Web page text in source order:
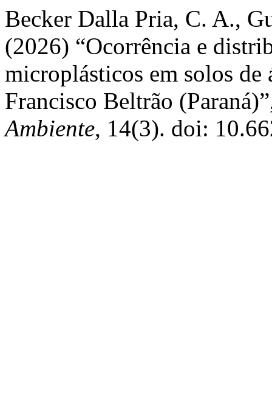
Becker Dalla Pria, C. A.,
(2026) “Ocorrência e
microplásticos em solos de
Francisco Beltrão
Ambiente, 14(3). doi: